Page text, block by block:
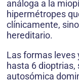
análoga a la
hipermétropes
clínicamente,
hereditario.
Las formas leves
hasta 6
autosómica